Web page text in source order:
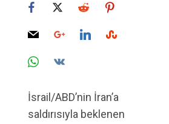
İsrail/ABD’nin İran’a
saldırısıyla beklenen